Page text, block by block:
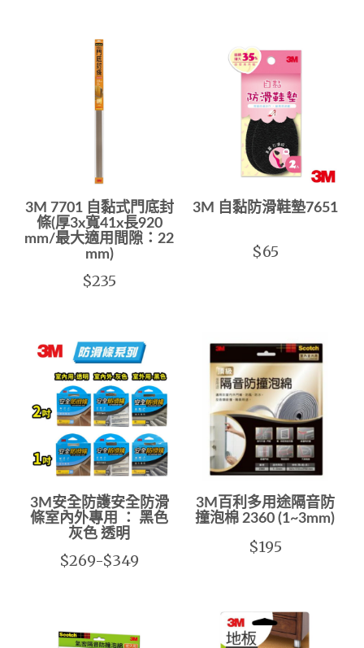
3M 7701 自黏式門底封
條(厚3x寬41x長920
mm/最大適用間隙：22
mm)
$235
3M 自黏防滑鞋墊7651
$65
3M安全防護安全防滑
條室內外專用 ： 黑色
灰色 透明
$269-$349
3M百利多用途隔音防
撞泡棉 2360 (1~3mm)
$195